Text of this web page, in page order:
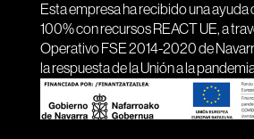
Esta empresa ha recibido una ayuda
100% con recursos REACT UE, a
Operativo FSE 2014-2020 de
la respuesta de la Unión a la